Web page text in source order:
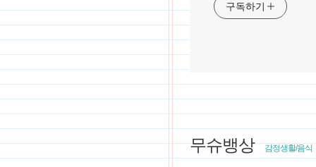
구독하기
무슈뱅상 감정생활/음식